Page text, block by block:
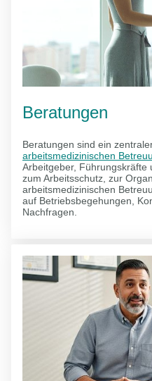
Beratungen
Beratungen sind ein
arbeitsmedizinischen
Arbeitgeber, Führungskräfte
zum Arbeitsschutz, zur
arbeitsmedizinischen
auf Betriebsbegehungen,
Nachfragen.